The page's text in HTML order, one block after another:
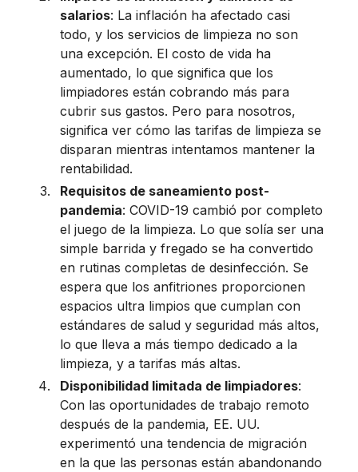
salarios: La inflación ha afectado casi
todo, y los servicios de limpieza no son
una excepción. El costo de vida ha
aumentado, lo que significa que los
limpiadores están cobrando más para
cubrir sus gastos. Pero para nosotros,
significa ver cómo las tarifas de limpieza se
disparan mientras intentamos mantener la
rentabilidad.
Requisitos de saneamiento post-
pandemia: COVID-19 cambió por completo
el juego de la limpieza. Lo que solía ser una
simple barrida y fregado se ha convertido
en rutinas completas de desinfección. Se
espera que los anfitriones proporcionen
espacios ultra limpios que cumplan con
estándares de salud y seguridad más altos,
lo que lleva a más tiempo dedicado a la
limpieza, y a tarifas más altas.
Disponibilidad limitada de limpiadores:
Con las oportunidades de trabajo remoto
después de la pandemia, EE. UU.
experimentó una tendencia de migración
en la que las personas están abandonando